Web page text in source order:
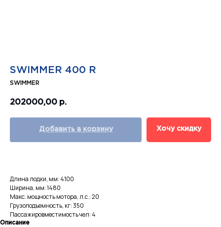
SWIMMER 400 R
SWIMMER
202000,00 р.
Добавить в корзину Хочу скидку
Длина лодки, мм: 4100
Ширина, мм: 1480
Макс. мощность мотора, л.с.: 20
Грузоподъемность, кг: 350
Пассажировместимость чел: 4
Описание